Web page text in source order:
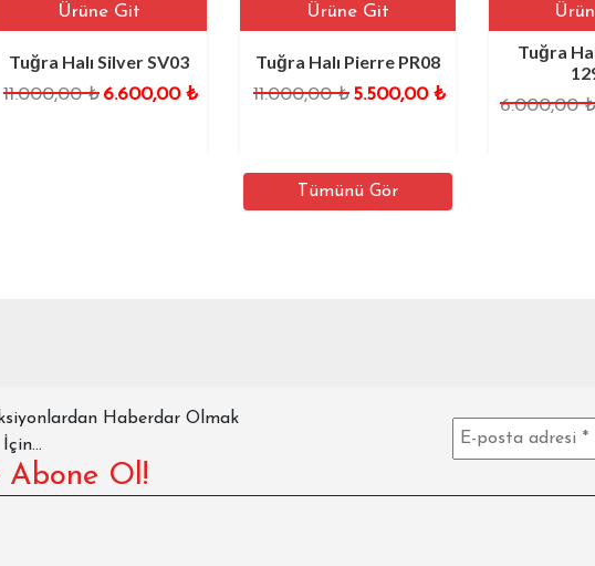
Ürüne Git
Halı Silver SV03
₺6.600,00₺
Ürüne Git
Tuğra Halı Pierre PR08
11.000,00₺5.500,00₺
Ürüne Git
Tuğra Halı
12900
6.000,00₺
Tümünü Gör
Haberdar Olmak
İçin...
Abone Ol!